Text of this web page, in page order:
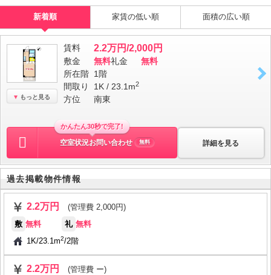
新着順 家賃の低い順 面積の広い順
もっと見る
賃料 2.2万円/2,000円
敷金 無料礼金
無料
所在階 1階
間取り
1K / 23.1m2
方位 南東
詳細を見る
かんたん30秒で完了!
空室状況お問い合わせ 無料
過去掲載物件情報
2.2万円
(管理費 2,000円)
敷 無料 礼 無料
1K/23.1m2/2階
2.2万円
(管理費 ー)